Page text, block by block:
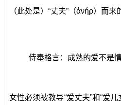
（此处是）“丈夫”（ἀνήρ）而
侍奉格言： 成熟的爱不是
女性必须被教导“爱丈夫”和“爱